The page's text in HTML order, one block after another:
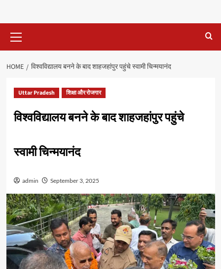
Menu
HOME विश्वविद्यालय बनने के बाद शाहजहांपुर पहुंचे स्वामी चिन्मयानंद
Uttar Pradesh शिक्षा और रोजगार
विश्वविद्यालय बनने के बाद शाहजहांपुर पहुंचे
स्वामी चिन्मयानंद
admin September 3, 2025